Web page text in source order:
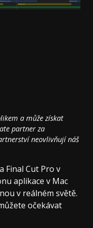
a může získat
partner za
neovlivňují náš
Final Cut Pro v
aplikace v Mac
v reálném světě.
očekávat